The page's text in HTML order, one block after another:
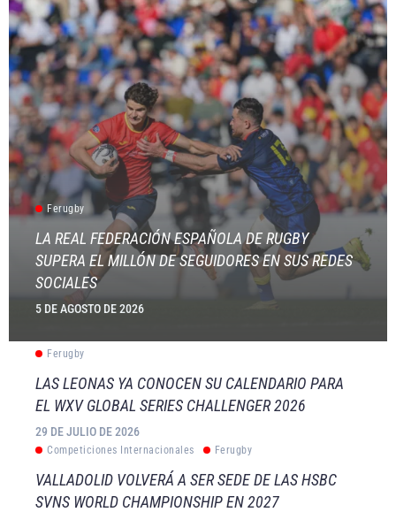
Ferugby
LA REAL FEDERACIÓN ESPAÑOLA DE RUGBY
SUPERA EL MILLÓN DE SEGUIDORES EN SUS REDES
SOCIALES
5 DE AGOSTO DE 2026
Ferugby
LAS LEONAS YA CONOCEN SU CALENDARIO PARA
EL WXV GLOBAL SERIES CHALLENGER 2026
29 DE JULIO DE 2026
Competiciones Internacionales Ferugby
VALLADOLID VOLVERÁ A SER SEDE DE LAS HSBC
SVNS WORLD CHAMPIONSHIP EN 2027